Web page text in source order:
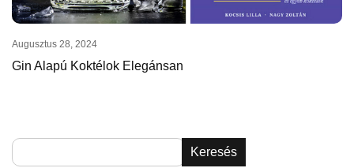
Augusztus 28, 2024
Gin Alapú Koktélok Elegánsan
Keresés